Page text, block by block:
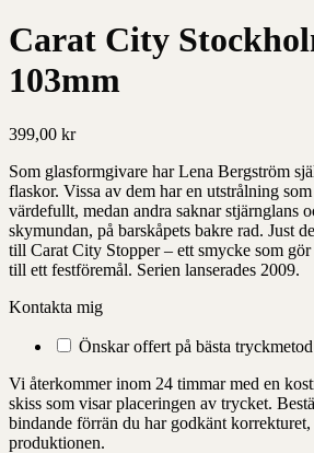
Carat City
103mm
399,00 kr
Som glasformgivare har Lena Bergström
flaskor. Vissa av dem har en utstrålning
värdefullt, medan andra saknar stjärnglans
skymundan, på barskåpets bakre rad. Just
till Carat City Stopper – ett smycke som
till ett festföremål. Serien lanserades 2009.
Kontakta mig
Önskar offert på bästa tryckmetod
Vi återkommer inom 24 timmar med en
skiss som visar placeringen av trycket.
bindande förrän du har godkänt
produktionen.